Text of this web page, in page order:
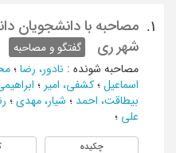
1.
مصاحبه با دانشجویان
شهر ری
گفتگو و مصاحبه
مصاحبه شونده : نادور، رضا ؛
اسماعیل ؛ کشفی، امیر ؛
بیطاقت، احمد ؛ شیار، مهدی ؛
علی ؛
چکیده